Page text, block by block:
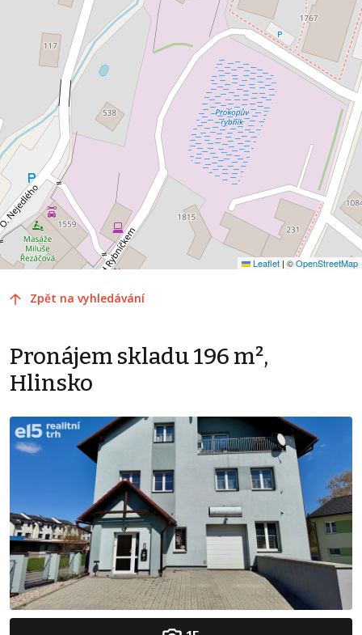
Leaflet | ©OpenStreetMap
Zpět na vyhledávání
Pronájem skladu 196 m²,
Hlinsko